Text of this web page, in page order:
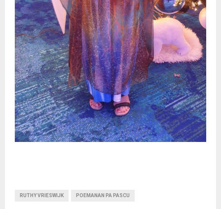
RUTHY VRIESWIJK POEMANAN PA PASCU